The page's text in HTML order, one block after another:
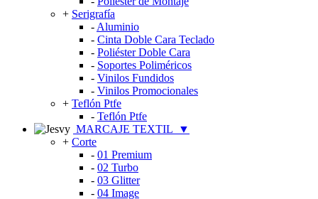
+ Serigrafía
- Aluminio
- Cinta Doble Cara Teclado
- Poliéster Doble Cara
- Soportes Poliméricos
- Vinilos Fundidos
- Vinilos Promocionales
+ Teflón Ptfe
- Teflón Ptfe
MARCAJE TEXTIL
▼
+ Corte
- 01 Premium
- 02 Turbo
- 03 Glitter
- 04 Image